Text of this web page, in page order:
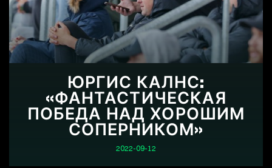
ЮРГИС КАЛНС:
«ФАНТАСТИЧЕСКАЯ
ПОБЕДА НАД ХОРОШИМ
СОПЕРНИКОМ»
2022-09-12